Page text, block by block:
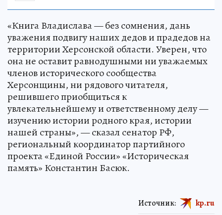
«Книга Владислава — без сомнения, дань
уважения подвигу наших дедов и прадедов на
территории Херсонской области. Уверен, что
она не оставит равнодушными ни уважаемых
членов исторического сообщества
Херсонщины, ни рядового читателя,
решившего приобщиться к
увлекательнейшему и ответственному делу —
изучению истории родного края, истории
нашей страны», — сказал сенатор РФ,
региональный координатор партийного
проекта «Единой России» «Историческая
память» Константин Басюк.
Источник: kp.ru